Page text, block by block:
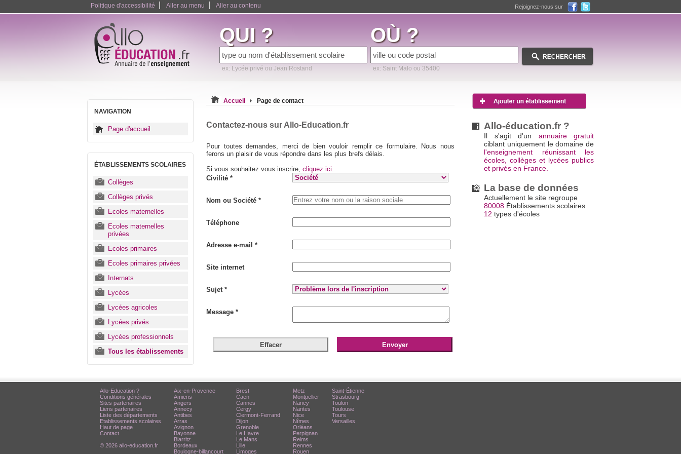
Politique d'accessibilité Aller au menu Aller au contenu Rejoignez-nous sur
QUI ?
ex: Lycée privé ou Jean Rostand
OÙ ?
ex: Saint Malo ou 35400
NAVIGATION
Page d'accueil
ÉTABLISSEMENTS SCOLAIRES
Collèges
Collèges privés
Ecoles maternelles
Ecoles maternelles
privées
Ecoles primaires
Ecoles primaires privées
Internats
Lycées
Lycées agricoles
Lycées privés
Lycées professionnels
Tous les établissements
Accueil Page de contact
Contactez-nous sur Allo-Education.fr
Pour toutes demandes, merci de bien vouloir remplir ce formulaire. Nous nous
ferons un plaisir de vous répondre dans les plus brefs délais.
Si vous souhaitez vous inscrire, cliquez ici.
Civilité *
Nom ou Société *
Téléphone
Adresse e-mail *
Site internet
Sujet *
Message *
Allo-éducation.fr ?
Il s'agit d'un annuaire gratuit
ciblant uniquement le domaine de
l'enseignement réunissant les
écoles, collèges et lycées publics
et privés en France.
La base de données
Actuellement le site regroupe
80008 Établissements scolaires
12 types d'écoles
Allo-Education ?
Conditions générales
Sites partenaires
Liens partenaires
Liste des départements
Etablissements scolaires
Haut de page
Contact
© 2026 allo-education.fr
Aix-en-Provence
Amiens
Angers
Annecy
Antibes
Arras
Avignon
Bayonne
Biarritz
Bordeaux
Boulogne-billancourt
Brest
Caen
Cannes
Cergy
Clermont-Ferrand
Dijon
Grenoble
Le Havre
Le Mans
Lille
Limoges
Metz
Montpellier
Nancy
Nantes
Nice
Nîmes
Orléans
Perpignan
Reims
Rennes
Rouen
Saint-Étienne
Strasbourg
Toulon
Toulouse
Tours
Versailles